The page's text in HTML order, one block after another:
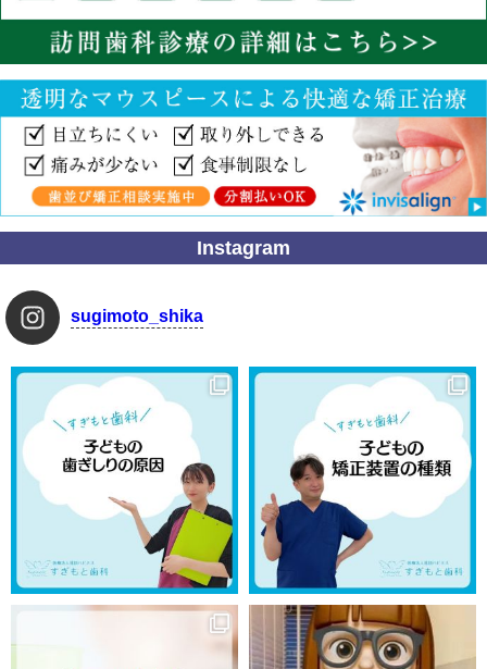
Instagram
sugimoto_shika